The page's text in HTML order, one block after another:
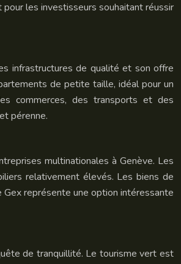
les investisseurs souhaitant réussir
infrastructures de qualité et son offre
de petite taille, idéal pour un
commerces, des transports et des
pérenne.
multinationales à Genève. Les
relativement élevés. Les biens de
représente une option intéressante
de tranquillité. Le tourisme vert est